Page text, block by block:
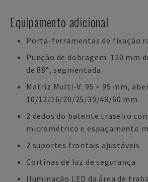
Equipamento adicional
Porta-ferramentas de fixação
Punção de dobragem: 120 mm
de 88°, segmentada
Matriz Multi-V: 95 × 95 mm,
10/12/16/20/25/30/48/60 mm
2 dedos do batente traseiro
micrométrico e espaçamento
2 suportes frontais ajustáveis
Cortinas de luz de segurança
Iluminação LED da área de